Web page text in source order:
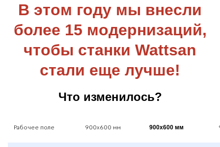
В этом году мы внесли
более 15 модернизаций,
чтобы станки Wattsan
стали еще лучше!
Что изменилось?
Рабочее поле 900x600 мм 900x600 мм